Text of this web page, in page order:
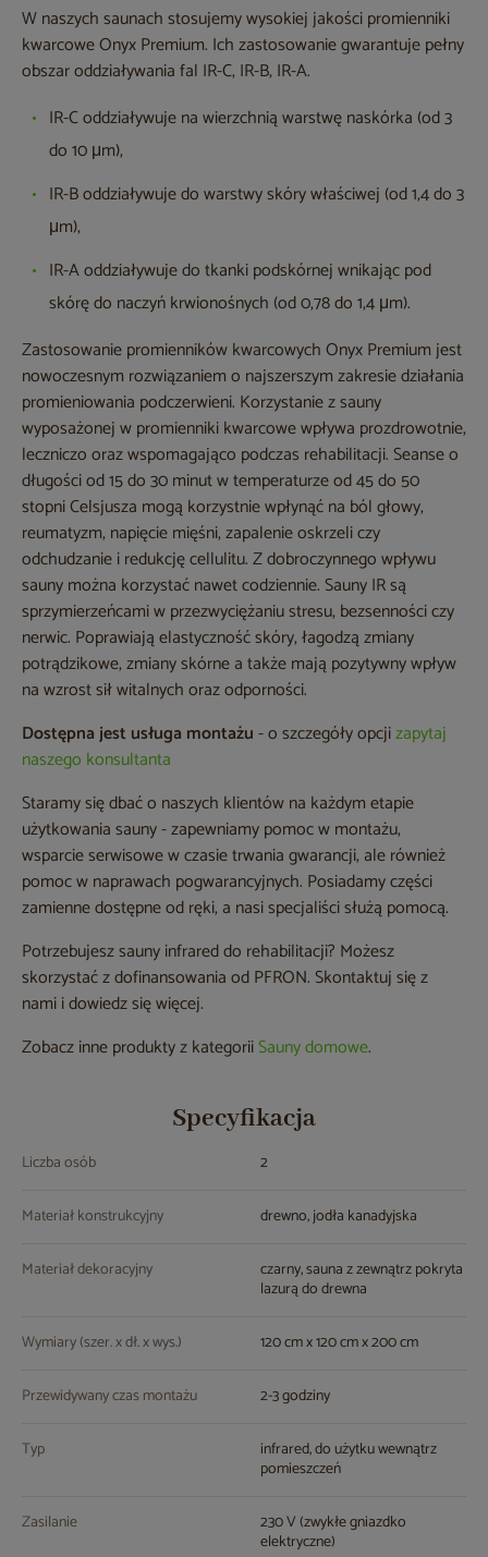
W naszych saunach stosujemy wysokiej jakości promienniki
kwarcowe Onyx Premium. Ich zastosowanie gwarantuje pełny
obszar oddziaływania fal IR-C, IR-B, IR-A.
IR-C oddziaływuje na wierzchnią warstwę naskórka (od 3
do 10 μm),
IR-B oddziaływuje do warstwy skóry właściwej (od 1,4 do 3
μm),
IR-A oddziaływuje do tkanki podskórnej wnikając pod
skórę do naczyń krwionośnych (od 0,78 do 1,4 μm).
Zastosowanie promienników kwarcowych Onyx Premium jest
nowoczesnym rozwiązaniem o najszerszym zakresie działania
promieniowania podczerwieni. Korzystanie z sauny
wyposażonej w promienniki kwarcowe wpływa prozdrowotnie,
leczniczo oraz wspomagająco podczas rehabilitacji. Seanse o
długości od 15 do 30 minut w temperaturze od 45 do 50
stopni Celsjusza mogą korzystnie wpłynąć na ból głowy,
reumatyzm, napięcie mięśni, zapalenie oskrzeli czy
odchudzanie i redukcję cellulitu. Z dobroczynnego wpływu
sauny można korzystać nawet codziennie. Sauny IR są
sprzymierzeńcami w przezwyciężaniu stresu, bezsenności czy
nerwic. Poprawiają elastyczność skóry, łagodzą zmiany
potrądzikowe, zmiany skórne a także mają pozytywny wpływ
na wzrost sił witalnych oraz odporności.
Dostępna jest usługa montażu- o szczegóły opcjizapytaj
naszego konsultanta
Staramy się dbać o naszych klientów na każdym etapie
użytkowania sauny - zapewniamy pomoc w montażu,
wsparcie serwisowe w czasie trwania gwarancji, ale również
pomoc w naprawach pogwarancyjnych. Posiadamy części
zamienne dostępne od ręki, a nasi specjaliści służą pomocą.
Potrzebujesz sauny infrared do rehabilitacji? Możesz
skorzystać z dofinansowania od PFRON. Skontaktuj się z
nami i dowiedz się więcej.
Zobacz inne produkty z kategoriiSauny domowe.
Specyfikacja
Liczba osób 2
Materiał konstrukcyjny drewno, jodła kanadyjska
Materiał dekoracyjny czarny, sauna z zewnątrz pokryta
lazurą do drewna
Wymiary (szer. x dł. x wys.) 120 cm x 120 cm x 200 cm
Przewidywany czas montażu 2-3 godziny
Typ infrared, do użytku wewnątrz
pomieszczeń
Zasilanie 230 V (zwykłe gniazdko
elektryczne)